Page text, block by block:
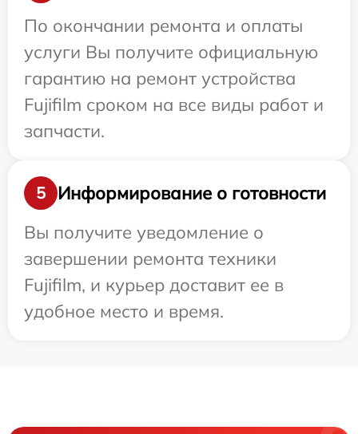
По окончании ремонта и оплаты
услуги Вы получите официальную
гарантию на ремонт устройства
Fujifilm сроком на все виды работ и
запчасти.
5
Информирование о готовности
Вы получите уведомление о
завершении ремонта техники
Fujifilm, и курьер доставит ее в
удобное место и время.